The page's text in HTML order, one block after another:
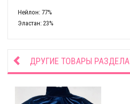
Нейлон: 77%
Эластан: 23%
ДРУГИЕ ТОВАРЫ РАЗДЕЛА